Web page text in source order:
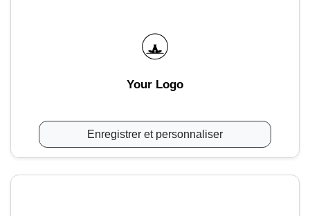
Your Logo
Enregistrer et personnaliser